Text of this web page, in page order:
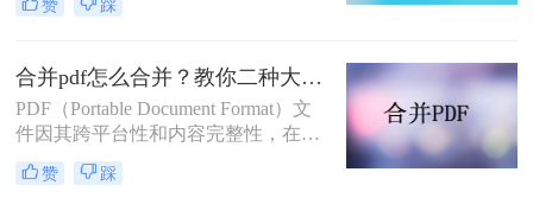
和节省纸张。那么如何把pdf合并到一
合并PDF文件并打印，每种方法都附
有简介。
赞 踩
合并pdf怎么合并？教你二种大家都在用的合并方法！
PDF（Portable Document Format）文
件因其跨平台性和内容完整性，在日
常办公和学习中得到了广泛应用。有
时，我们需要将多个PDF文件合并为
赞 踩